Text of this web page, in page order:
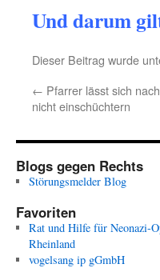
Und darum
Dieser Beitrag wurde
← Pfarrer lässt sich
nicht einschüchtern
Blogs gegen Rechts
Störungsmelder Blog
Favoriten
Rat und Hilfe für Neonazi-
Rheinland
vogelsang ip gGmbH